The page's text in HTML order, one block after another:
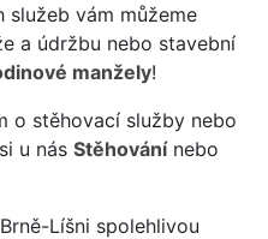
služeb vám můžeme
a údržbu nebo stavební
manžely!
o stěhovací služby nebo
u nás Stěhovánínebo
Líšni spolehlivou